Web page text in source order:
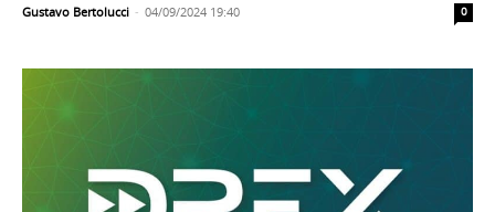
Gustavo Bertolucci - 04/09/2024 19:40 0